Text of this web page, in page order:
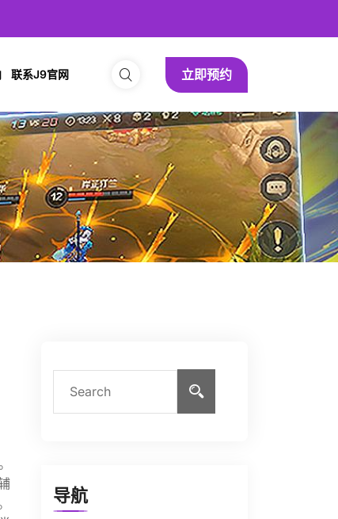
联系J9官网 立即预约
导航